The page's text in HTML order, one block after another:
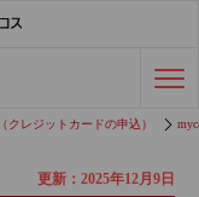
クレジットカードの申込）
更新：2025年12月9日